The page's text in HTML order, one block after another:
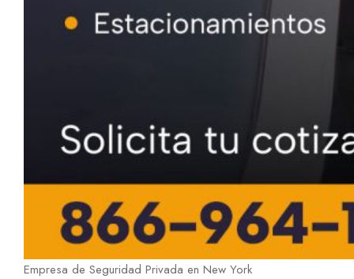
Empresa de Seguridad Privada en New York